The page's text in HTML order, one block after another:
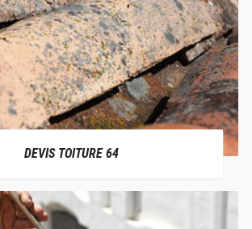
DEVIS TOITURE 64